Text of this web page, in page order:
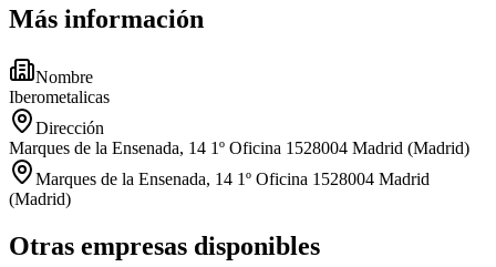
Más información
Nombre
Iberometalicas
Dirección
Marques de la Ensenada, 14 1º Oficina 1528004 Madrid (Madrid)
Marques de la Ensenada, 14 1º Oficina 1528004 Madrid
(Madrid)
Otras empresas disponibles